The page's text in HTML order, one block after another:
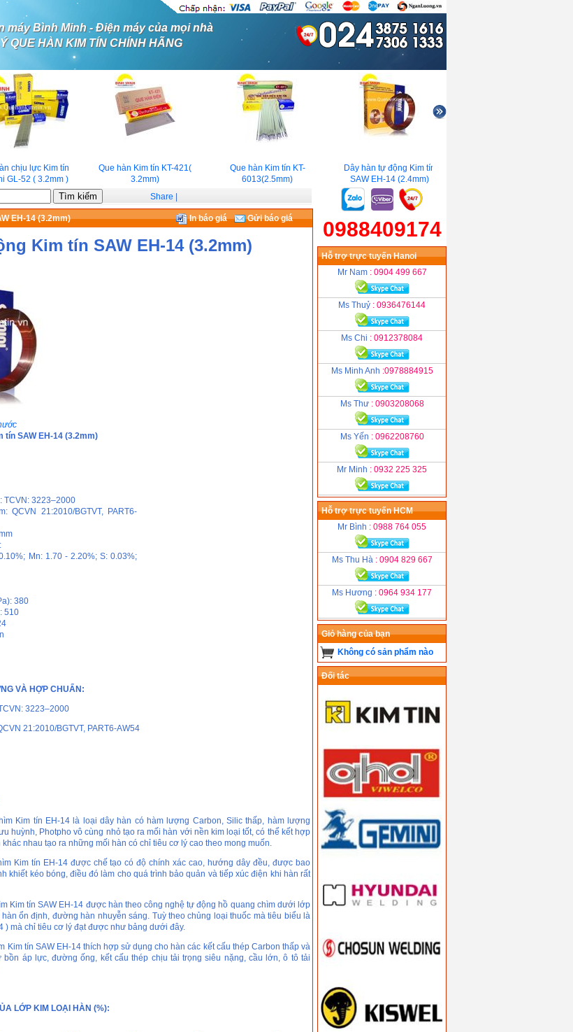
máy Bình Minh - Điện máy của mọi nhà
QUE HÀN KIM TÍN CHÍNH HÃNG
chịu lực Kim tín
GL-52 ( 3.2mm )
Que hàn Kim tín KT-421(
3.2mm)
Que hàn Kim tín KT-
6013(2.5mm)
Dây hàn tự động Kim tín
SAW EH-14 (2.4mm)
Share
EH-14 (3.2mm) In báo giá Gửi báo giá
Kim tín SAW EH-14 (3.2mm)
tín SAW EH-14 (3.2mm)
TCVN: 3223–2000
QCVN 21:2010/BGTVT, PART6-
Mn: 1.70 - 2.20%; S: 0.03%;
380
510
VÀ HỢP CHUẨN:
3223–2000
21:2010/BGTVT, PART6-AW54
Kim tín EH-14 là loại dây hàn có hàm lượng Carbon, Silic thấp, hàm lượng
huỳnh, Photpho vô cùng nhỏ tạo ra mối hàn với nền kim loại tốt, có thể kết hợp
nhau tạo ra những mối hàn có chỉ tiêu cơ lý cao theo mong muốn.
Kim tín EH-14 được chế tạo có độ chính xác cao, hướng dây đều, được bao
khiết kéo bóng, điều đó làm cho quá trình bảo quản và tiếp xúc điện khi hàn rất
Kim tín SAW EH-14 được hàn theo công nghệ tự động hồ quang chìm dưới lớp
ổn định, đường hàn nhuyễn sáng. Tuỳ theo chủng loại thuốc mà tiêu biểu là
) mà chỉ tiêu cơ lý đạt được như bảng dưới đây.
Kim tín SAW EH-14 thích hợp sử dụng cho hàn các kết cấu thép Carbon thấp và
bồn áp lực, đường ống, kết cấu thép chịu tải trọng siêu nặng, cầu lớn, ô tô tải
LỚP KIM LOẠI HÀN (%):
0988409174
Hỗ trợ trực tuyến Hanoi
Mr Nam : 0904 499 667
Ms Thuỷ : 0936476144
Ms Chi : 0912378084
Ms Minh Anh :0978884915
Ms Thư : 0903208068
Ms Yến : 0962208760
Mr Minh : 0932 225 325
Hỗ trợ trực tuyến HCM
Mr Bình : 0988 764 055
Ms Thu Hà : 0904 829 667
Ms Hương : 0964 934 177
Giỏ hàng của bạn
Không có sản phẩm nào
Đối tác